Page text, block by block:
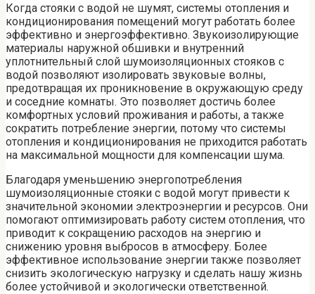
Когда стояки с водой не шумят, системы отопления и
кондиционирования помещений могут работать более
эффективно и энергоэффективно. Звукоизолирующие
материалы наружной обшивки и внутренний
уплотнительный слой шумоизоляционных стояков с
водой позволяют изолировать звуковые волны,
предотвращая их проникновение в окружающую среду
и соседние комнаты. Это позволяет достичь более
комфортных условий проживания и работы, а также
сократить потребление энергии, потому что системы
отопления и кондиционирования не приходится работать
на максимальной мощности для компенсации шума.
Благодаря уменьшению энергопотребления
шумоизоляционные стояки с водой могут привести к
значительной экономии электроэнергии и ресурсов. Они
помогают оптимизировать работу систем отопления, что
приводит к сокращению расходов на энергию и
снижению уровня выбросов в атмосферу. Более
эффективное использование энергии также позволяет
снизить экологическую нагрузку и сделать нашу жизнь
более устойчивой и экологически ответственной.